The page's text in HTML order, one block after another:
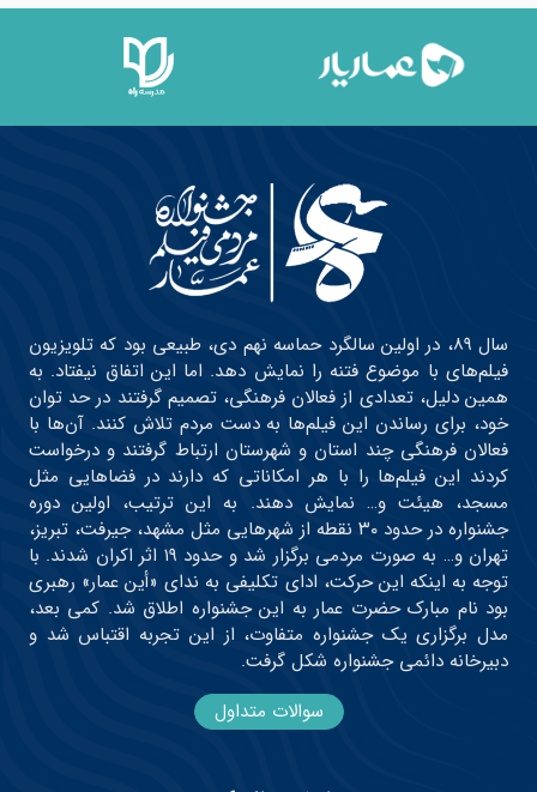
سال ۸۹، در اولین سالگرد حماسه نهم دی، طبیعی بود که تلویزیون
فیلم‌های با موضوع فتنه را نمایش دهد. اما این اتفاق نیفتاد. به
همین دلیل، تعدادی از فعالان فرهنگی، تصمیم گرفتند در حد توان
خود، برای رساندن این فیلم‌ها به دست مردم تلاش کنند. آن‌ها با
فعالان فرهنگی چند استان و شهرستان ارتباط گرفتند و درخواست
کردند این فیلم‌ها را با هر امکاناتی که دارند در فضاهایی مثل
مسجد، هیئت و… نمایش دهند. به این ترتیب، اولین دوره
جشنواره در حدود ۳۰ نقطه از شهرهایی مثل مشهد، جیرفت، تبریز،
تهران و… به صورت مردمی برگزار شد و حدود ۱۹ اثر اکران شدند. با
توجه به اینکه این حرکت، ادای تکلیفی به ندای «أین عمار» رهبری
بود نام مبارک حضرت عمار به این جشنواره اطلاق شد. کمی بعد،
مدل برگزاری یک جشنواره متفاوت، از این تجربه اقتباس شد و
دبیرخانه دائمی جشنواره شکل گرفت.
سوالات متداول